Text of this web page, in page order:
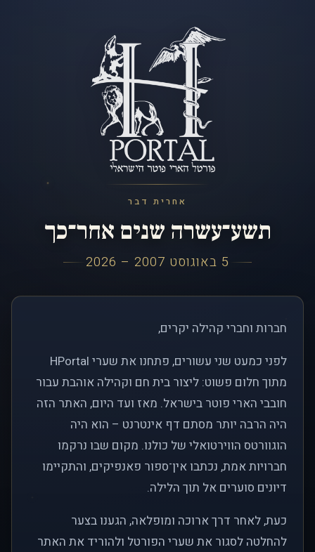
אחרית דבר
תשע־עשרה שנים אחר־כך
5 באוגוסט 2007 – 2026
חברות וחברי קהילה יקרים,
לפני כמעט שני עשורים, פתחנו את שערי HPortal
מתוך חלום פשוט: ליצור בית חם וקהילה אוהבת עבור
חובבי הארי פוטר בישראל. מאז ועד היום, האתר הזה
היה הרבה יותר מסתם דף אינטרנט – הוא היה
הוגוורטס הווירטואלי של כולנו. מקום שבו נרקמו
חברויות אמת, נכתבו אין־ספור פאנפיקים, והתקיימו
דיונים סוערים אל תוך הלילה.
כעת, לאחר דרך ארוכה ומופלאה, הגענו בצער
להחלטה לסגור את שערי הפורטל ולהוריד את האתר